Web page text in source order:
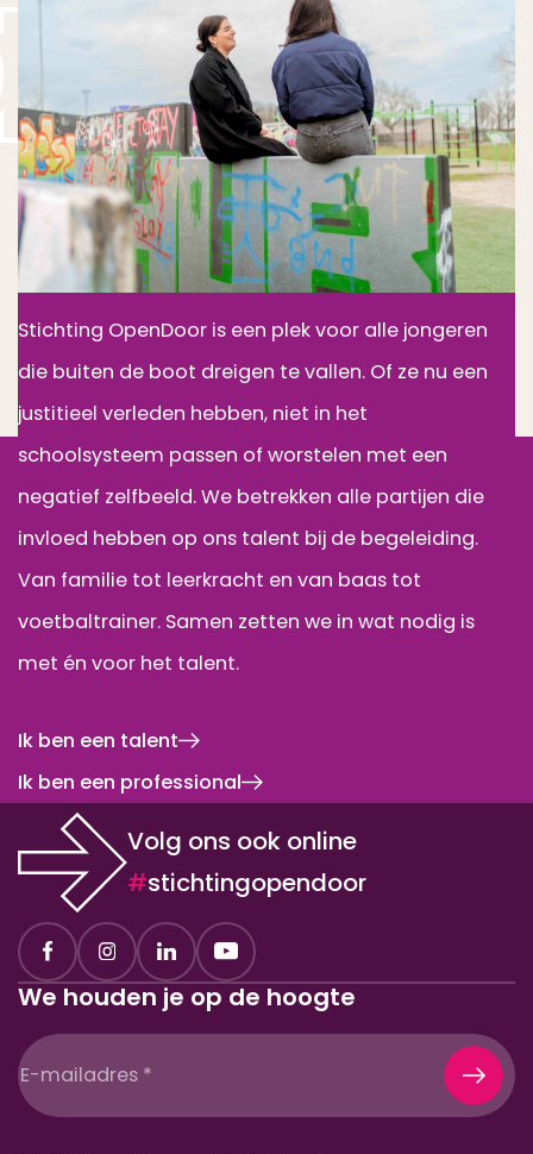
Uitgaan van talent,
inzetten wat nodig is
Stichting OpenDoor is een plek voor alle jongeren
die buiten de boot dreigen te vallen. Of ze nu een
justitieel verleden hebben, niet in het
schoolsysteem passen of worstelen met een
negatief zelfbeeld. We betrekken alle partijen die
invloed hebben op ons talent bij de begeleiding.
Van familie tot leerkracht en van baas tot
voetbaltrainer. Samen zetten we in wat nodig is
met én voor het talent.
Ik ben een talent
Ik ben een professional
Volg ons ook online
#stichtingopendoor
We houden je op de hoogte
E-
mailadres